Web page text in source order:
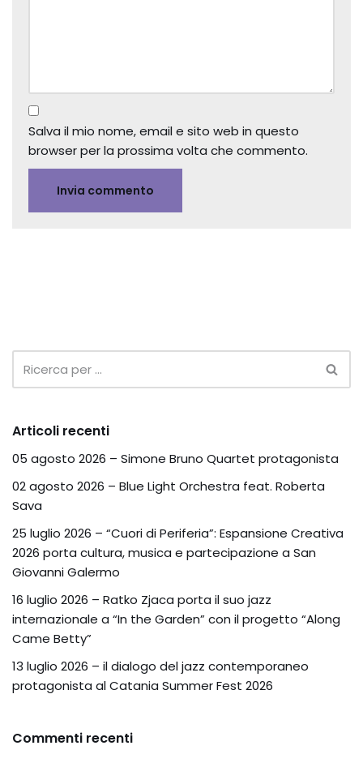
Salva il mio nome, email e sito web in questo
browser per la prossima volta che commento.
Articoli recenti
05 agosto 2026 – Simone Bruno Quartet protagonista
02 agosto 2026 – Blue Light Orchestra feat. Roberta
Sava
25 luglio 2026 – “Cuori di Periferia”: Espansione Creativa
2026 porta cultura, musica e partecipazione a San
Giovanni Galermo
16 luglio 2026 – Ratko Zjaca porta il suo jazz
internazionale a “In the Garden” con il progetto “Along
Came Betty”
13 luglio 2026 – il dialogo del jazz contemporaneo
protagonista al Catania Summer Fest 2026
Commenti recenti